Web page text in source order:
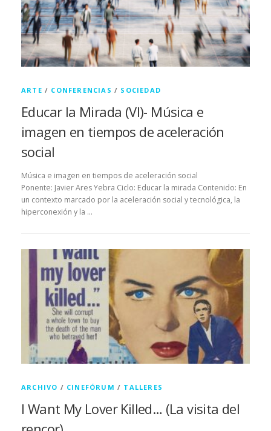
ARTE / CONFERENCIAS / SOCIEDAD
Educar la Mirada (VI)- Música e
imagen en tiempos de aceleración
social
Música e imagen en tiempos de aceleración social
Ponente: Javier Ares Yebra Ciclo: Educar la mirada Contenido: En
un contexto marcado por la aceleración social y tecnológica, la
hiperconexión y la …
ARCHIVO / CINEFÓRUM / TALLERES
I Want My Lover Killed… (La visita del